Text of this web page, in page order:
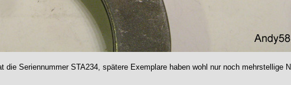
Seriennummer STA234, spätere Exemplare haben wohl nur noch